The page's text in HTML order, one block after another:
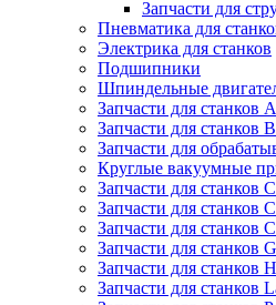
Запчасти для
Пневматика для
Электрика для станков
Подшипники
Шпиндельные
Запчасти для станков
Запчасти для станков
Запчасти для
Круглые вакуумные
Запчасти для станков
Запчасти для станков
Запчасти для станков
Запчасти для станков
Запчасти для станков
Запчасти для станков